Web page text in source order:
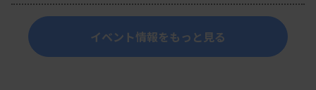
イベント情報をもっと見る